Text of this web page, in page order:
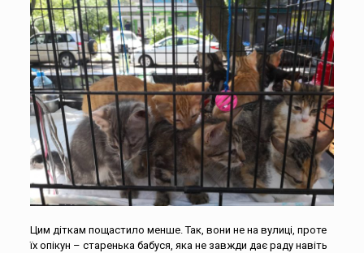
Цим діткам пощастило менше. Так, вони не на вулиці, проте
їх опікун – старенька бабуся, яка не завжди дає раду навіть